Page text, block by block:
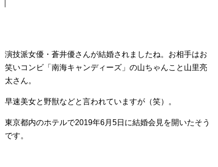
演技派女優・蒼井優さんが結婚されましたね。お相手はお
笑いコンビ「南海キャンディーズ」の山ちゃんこと山里亮
太さん。
早速美女と野獣などと言われていますが（笑）。
東京都内のホテルで2019年6月5日に結婚会見を開いたそう
です。